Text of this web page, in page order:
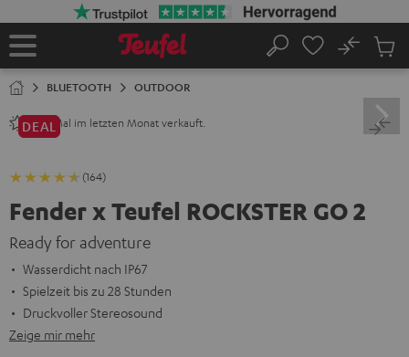
Startseite
Suche
No
BLUETOOTH OUTDOOR
240+ Mal im letzten Monat verkauft.
DEAL
(164)
Fender x Teufel ROCKSTER GO 2
Ready for adventure
Wasserdicht nach IP67
Spielzeit bis zu 28 Stunden
Druckvoller Stereosound
Zeige mir mehr